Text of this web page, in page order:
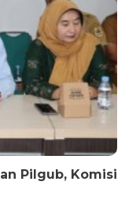
Pilgub, Komisi